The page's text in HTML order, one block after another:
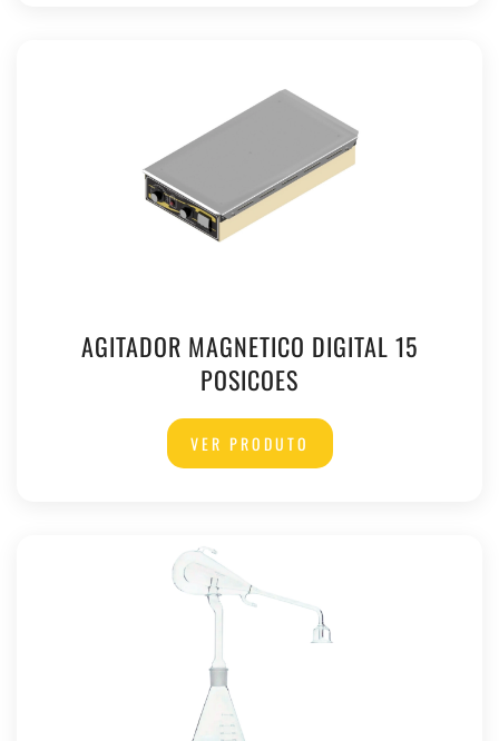
AGITADOR MAGNETICO DIGITAL 15
POSICOES
VER PRODUTO